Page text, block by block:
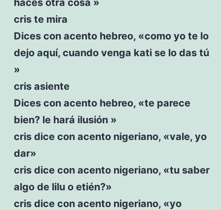
cris te mira
Dices con acento hebreo, «como yo te lo
dejo aquí, cuando venga kati se lo das tú
»
cris asiente
Dices con acento hebreo, «te parece
bien? le hará ilusión »
cris dice con acento nigeriano, «vale, yo
dar»
cris dice con acento nigeriano, «tu saber
algo de lilu o etién?»
cris dice con acento nigeriano, «yo